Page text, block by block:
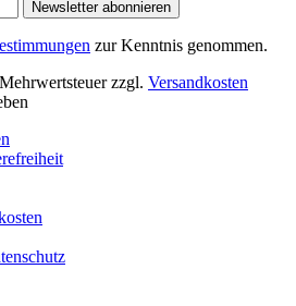
Newsletter abonnieren
zur Kenntnis genommen.
zzgl. Versandkosten